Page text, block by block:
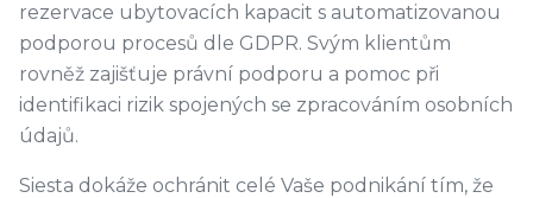
rezervace ubytovacích kapacit s automatizovanou
podporou procesů dle GDPR. Svým klientům
rovněž zajišťuje právní podporu a pomoc při
identifikaci rizik spojených se zpracováním osobních
údajů.
Siesta dokáže ochránit celé Vaše podnikání tím, že